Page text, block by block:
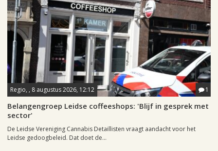
Regio, , 8 augustus 2026, 12:12 1
Belangengroep Leidse coffeeshops: 'Blijf in gesprek met
sector'
De Leidse Vereniging Cannabis Detaillisten vraagt aandacht voor het
Leidse gedoogbeleid. Dat doet de...